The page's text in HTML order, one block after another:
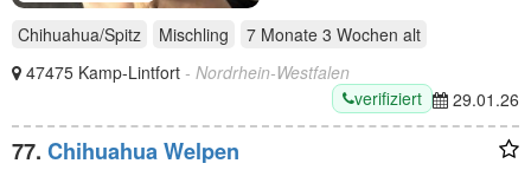
Chihuahua/Spitz Mischling 7 Monate 3 Wochen alt
47475 Kamp-Lintfort - Nordrhein-Westfalen
verifiziert
29.01.26
77. Chihuahua Welpen